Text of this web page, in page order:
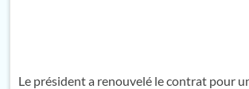
Le président a renouvelé le contrat pour